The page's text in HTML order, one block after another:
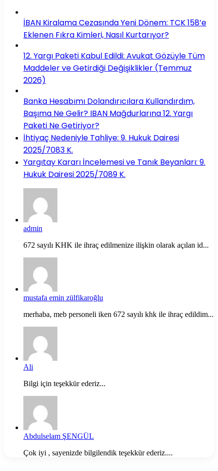
İBAN Kiralama Cezasında Yeni Dönem: TCK 158’e
Eklenen Fıkra Kimleri, Nasıl Kurtarıyor?
12. Yargı Paketi Kabul Edildi: Avukat Gözüyle Tüm
Maddeler ve Getirdiği Değişiklikler (Temmuz
2026)
Banka Hesabımı Dolandırıcılara Kullandırdım,
Başıma Ne Gelir? IBAN Mağdurlarına 12. Yargı
Paketi Ne Getiriyor?
İhtiyaç Nedeniyle Tahliye: 9. Hukuk Dairesi
2025/7083 K.
Yargıtay Kararı İncelemesi ve Tanık Beyanları: 9.
Hukuk Dairesi 2025/7089 K.
admin
672 sayılı KHK ile ihraç edilmenize ilişkin olarak açılan id...
mustafa emin zülfikaroğlu
merhaba, meb personeli iken 672 sayılı khk ile ihraç edildim...
Ali
Bilgi için teşekkür ederiz...
Abdulselam ŞENGÜL
Çok iyi , sayenizde bilgilendik teşekkür ederiz....